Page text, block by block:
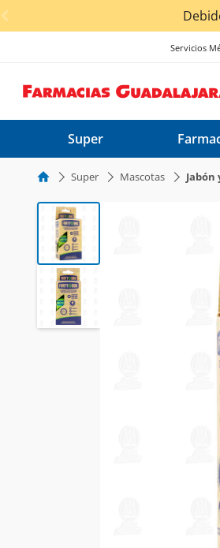
< div class="carousel-inner">
Servicios
Super
Super Mascotas Jabón